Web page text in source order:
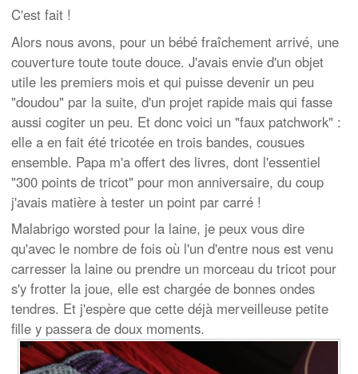
C'est fait !
Alors nous avons, pour un bébé fraîchement arrivé, une
couverture toute toute douce. J'avais envie d'un objet
utile les premiers mois et qui puisse devenir un peu
"doudou" par la suite, d'un projet rapide mais qui fasse
aussi cogiter un peu. Et donc voici un "faux patchwork" :
elle a en fait été tricotée en trois bandes, cousues
ensemble. Papa m'a offert des livres, dont l'essentiel
"300 points de tricot" pour mon anniversaire, du coup
j'avais matière à tester un point par carré !
Malabrigo worsted pour la laine, je peux vous dire
qu'avec le nombre de fois où l'un d'entre nous est venu
carresser la laine ou prendre un morceau du tricot pour
s'y frotter la joue, elle est chargée de bonnes ondes
tendres. Et j'espère que cette déjà merveilleuse petite
fille y passera de doux moments.